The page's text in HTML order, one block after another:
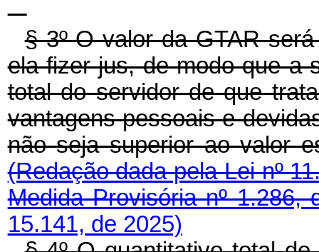
§ 3º O valor da GTAR
ela fizer jus, de modo que a
total do servidor de que
vantagens pessoais e
não seja superior ao valor
(Redação dada pela Lei nº
Medida Provisória nº 1.286,
15.141, de 2025)